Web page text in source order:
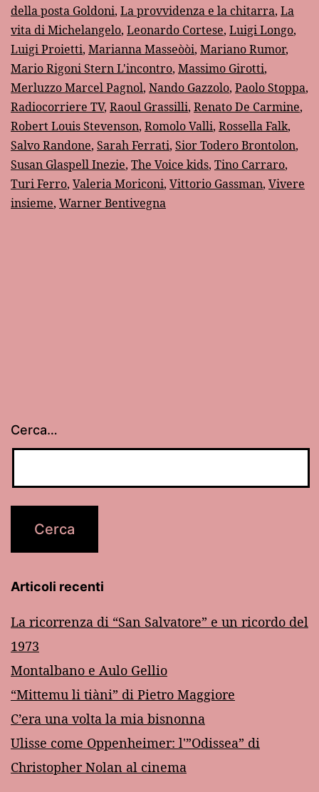
della posta Goldoni, La provvidenza e la chitarra, La
vita di Michelangelo, Leonardo Cortese, Luigi Longo,
Luigi Proietti, Marianna Masseòòi, Mariano Rumor,
Mario Rigoni Stern L'incontro, Massimo Girotti,
Merluzzo Marcel Pagnol, Nando Gazzolo, Paolo Stoppa,
Radiocorriere TV, Raoul Grassilli, Renato De Carmine,
Robert Louis Stevenson, Romolo Valli, Rossella Falk,
Salvo Randone, Sarah Ferrati, Sior Todero Brontolon,
Susan Glaspell Inezie, The Voice kids, Tino Carraro,
Turi Ferro, Valeria Moriconi, Vittorio Gassman, Vivere
insieme, Warner Bentivegna
Cerca…
Articoli recenti
La ricorrenza di “San Salvatore” e un ricordo del
1973
Montalbano e Aulo Gellio
“Mittemu li tiàni” di Pietro Maggiore
C’era una volta la mia bisnonna
Ulisse come Oppenheimer: l'”Odissea” di
Christopher Nolan al cinema